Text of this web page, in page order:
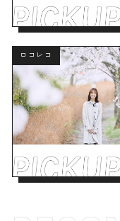
ロコレコ